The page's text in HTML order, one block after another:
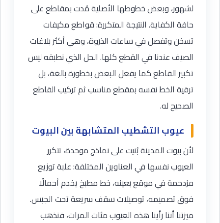
لشهور، وبعض خطوطها الأصلية مُدت بمقاطع على
حافة الكفاية. النتيجة المتكررة: قواطع مكيفات
تسخن وتفصل في ساعات الذروة، وهي أكثر بلاغات
الصيف عندنا في القطع كلها. الحل الذي نطبقه ليس
تكبير القاطع كما يفعل البعض بخطورة بالغة، بل
ترقية الخط نفسه بمقطع مناسب ثم تركيب القاطع
الصحيح له.
عيوب التشطيب المتشابهة بين البيوت
لأن بيوت المدينة بُنيت على نماذج موحدة، تتكرر
العيوب نفسها في العناوين المختلفة: علبة توزيع
مزدحمة في موقع بعينه، خط مطبخ يخدم أحمالًا
فوق تصميمه، توصيلات سقف سريعة تحت الجبس.
ميزتنا أننا رأينا هذه العيوب مئات المرات، فنذهب